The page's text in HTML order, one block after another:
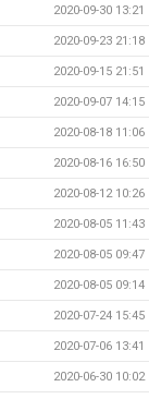
2020-09-30 13:21
2020-09-23 21:18
2020-09-15 21:51
2020-09-07 14:15
2020-08-18 11:06
2020-08-16 16:50
2020-08-12 10:26
2020-08-05 11:43
2020-08-05 09:47
2020-08-05 09:14
2020-07-24 15:45
2020-07-06 13:41
2020-06-30 10:02